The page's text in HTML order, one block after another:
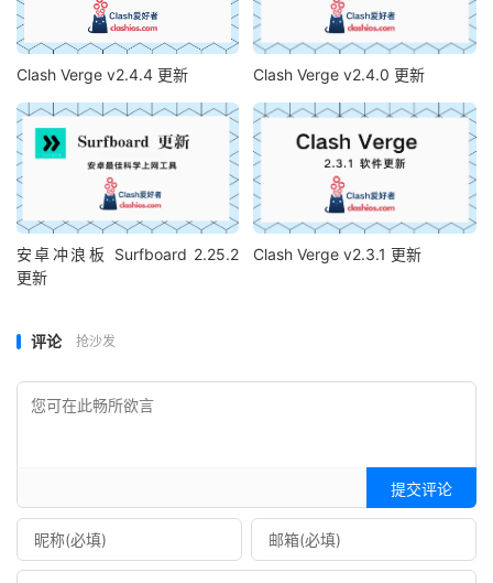
Clash Verge v2.4.4 更新 Clash Verge v2.4.0 更新
安卓冲浪板 Surfboard 2.25.2
更新
Clash Verge v2.3.1 更新
评论 抢沙发
提交评论